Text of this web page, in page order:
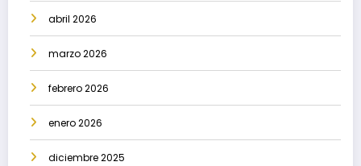
abril 2026
marzo 2026
febrero 2026
enero 2026
diciembre 2025